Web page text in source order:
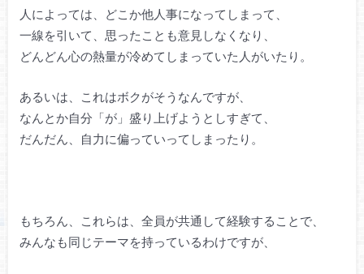
人によっては、どこか他人事になってしまって、
一線を引いて、思ったことも意見しなくなり、
どんどん心の熱量が冷めてしまっていた人がいたり。
あるいは、これはボクがそうなんですが、
なんとか自分「が」盛り上げようとしすぎて、
だんだん、自力に偏っていってしまったり。
もちろん、これらは、全員が共通して経験することで、
みんなも同じテーマを持っているわけですが、